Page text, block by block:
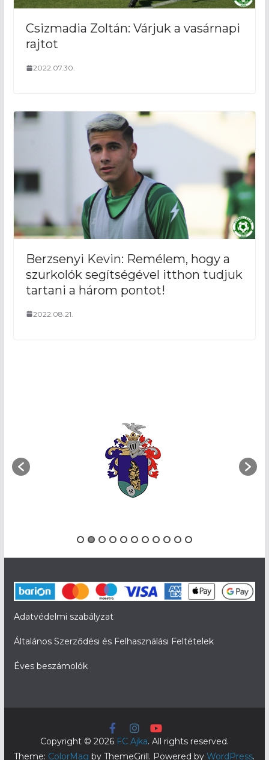
Csizmadia Zoltán: Várjuk a vasárnapi
rajtot
2022.07.30.
Berzsenyi Kevin: Remélem, hogy a
szurkolók segítségével itthon tudjuk
tartani a három pontot!
2022.08.21.
Adatvédelmi szabályzat
Általános Szerződési és Felhasználási Feltételek
Éves beszámolók
Copyright © 2026 FC Ajka. All rights reserved.
Theme: ColorMag by ThemeGrill. Powered byWordPress.